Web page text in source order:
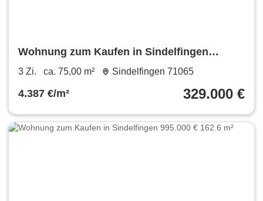
Wohnung zum Kaufen in Sindelfingen
329.000 € 75 m²
3 Zi. ca. 75,00 m² Sindelfingen 71065
4.387 €/m² 329.000 €